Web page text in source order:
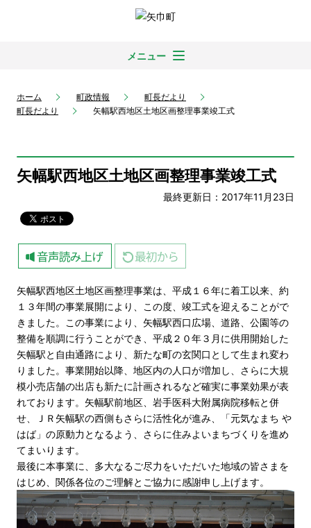
メニュー
ホーム 町政情報
町長だより
町長だより
矢幅駅西地区土地区画整理事業竣工式
矢幅駅西地区土地区画整理事業竣工式
最終更新日：2017年11月23日
矢幅駅西地区土地区画整理事業は、平成１６年に着工以来、約
１３年間の事業展開により、この度、竣工式を迎えることがで
きました。この事業により、矢幅駅西口広場、道路、公園等の
整備を順調に行うことができ、平成２０年３月に供用開始した
矢幅駅と自由通路により、新たな町の玄関口として生まれ変わ
りました。事業開始以降、地区内の人口が増加し、さらに大規
模小売店舗の出店も新たに計画されるなど確実に事業効果が表
れております。矢幅駅前地区、岩手医科大附属病院移転と併
せ、ＪＲ矢幅駅の西側もさらに活性化が進み、「元気なまち や
はば」の原動力となるよう、さらに住みよいまちづくりを進め
てまいります。
最後に本事業に、多大なるご尽力をいただいた地域の皆さまを
はじめ、関係各位のご理解とご協力に感謝申し上げます。